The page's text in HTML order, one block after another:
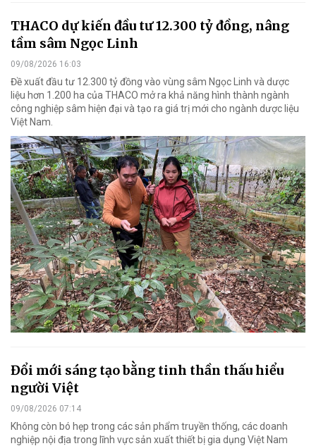
THACO dự kiến đầu tư 12.300 tỷ đồng, nâng
tầm sâm Ngọc Linh
09/08/2026 16:03
Đề xuất đầu tư 12.300 tỷ đồng vào vùng sâm Ngọc Linh và dược
liệu hơn 1.200 ha của THACO mở ra khả năng hình thành ngành
công nghiệp sâm hiện đại và tạo ra giá trị mới cho ngành dược liệu
Việt Nam.
Đổi mới sáng tạo bằng tinh thần thấu hiểu
người Việt
09/08/2026 07:14
Không còn bó hẹp trong các sản phẩm truyền thống, các doanh
nghiệp nội địa trong lĩnh vực sản xuất thiết bị gia dụng Việt Nam